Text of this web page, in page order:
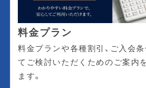
料金プラン
料金プランや各種割引、ご入会
てご検討いただくためのご案内
ます。